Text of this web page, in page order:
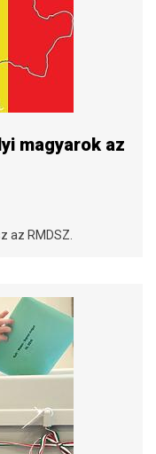
magyarok az
az RMDSZ.